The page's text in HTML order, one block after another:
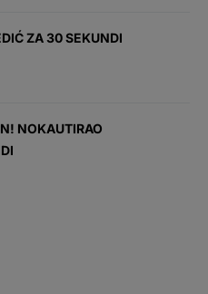
ZA 30 SEKUNDI
NOKAUTIRAO